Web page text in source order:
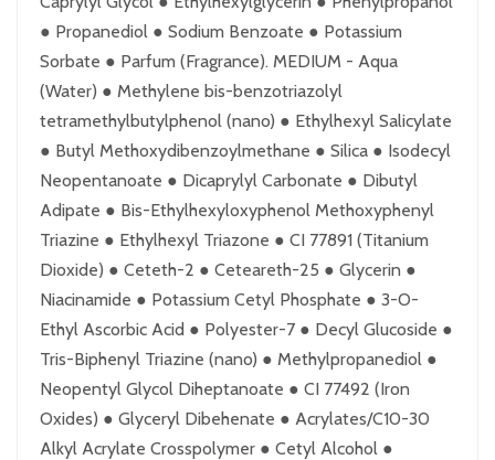
● Propanediol ● Sodium Benzoate ● Potassium
Sorbate ● Parfum (Fragrance). MEDIUM - Aqua
(Water) ● Methylene bis-benzotriazolyl
tetramethylbutylphenol (nano) ● Ethylhexyl Salicylate
● Butyl Methoxydibenzoylmethane ● Silica ● Isodecyl
Neopentanoate ● Dicaprylyl Carbonate ● Dibutyl
Adipate ● Bis-Ethylhexyloxyphenol Methoxyphenyl
Triazine ● Ethylhexyl Triazone ● CI 77891 (Titanium
Dioxide) ● Ceteth-2 ● Ceteareth-25 ● Glycerin ●
Niacinamide ● Potassium Cetyl Phosphate ● 3-O-
Ethyl Ascorbic Acid ● Polyester-7 ● Decyl Glucoside ●
Tris-Biphenyl Triazine (nano) ● Methylpropanediol ●
Neopentyl Glycol Diheptanoate ● CI 77492 (Iron
Oxides) ● Glyceryl Dibehenate ● Acrylates/C10-30
Alkyl Acrylate Crosspolymer ● Cetyl Alcohol ●